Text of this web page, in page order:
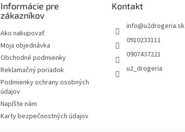
Informácie pre
zákazníkov
Ako nakupovať
Moja objednávka
Obchodné podmienky
Reklamačný poriadok
Podmienky ochrany osobných
údajov
Napíšte nám
Karty bezpečnostných údajov
Kontakt
info@u2drogeria.sk
0910233111
0907437221
u2_drogeria